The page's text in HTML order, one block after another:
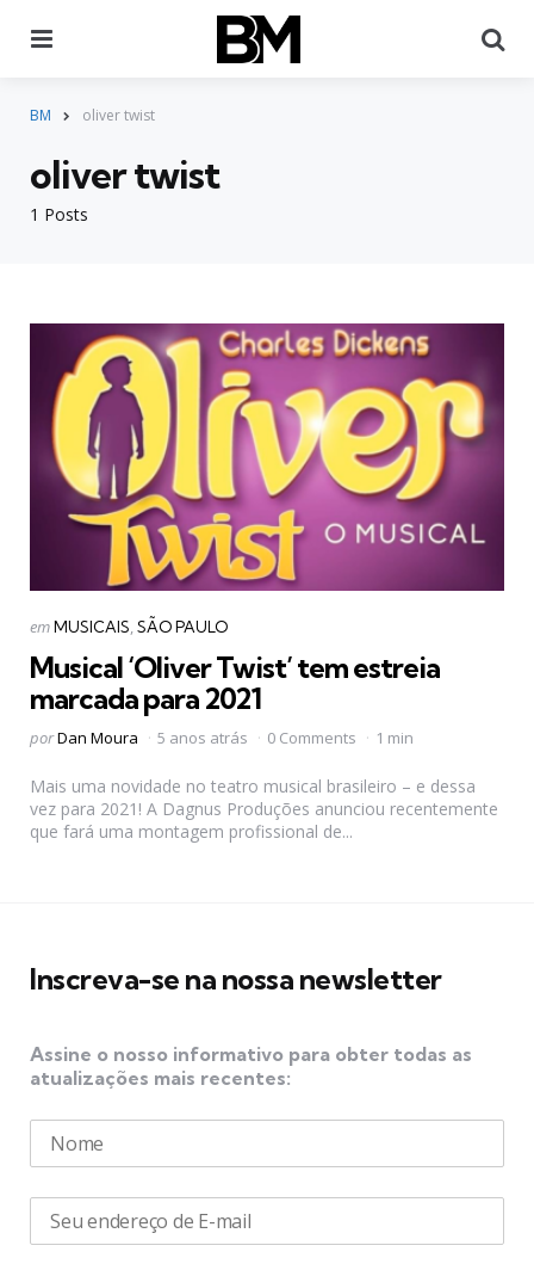
BM oliver twist
1 Posts
oliver twist
Categorias
Postado
emMUSICAIS SÃO PAULO
Musical ‘Oliver Twist’ tem estreia
marcada para 2021
Postado
porDan Moura 5 anos atrás 0 Comments 1 min
Mais uma novidade no teatro musical brasileiro – e dessa
vez para 2021! A Dagnus Produções anunciou recentemente
que fará uma montagem profissional de...
Inscreva-se na nossa newsletter
Assine o nosso informativo para obter todas as
atualizações mais recentes: